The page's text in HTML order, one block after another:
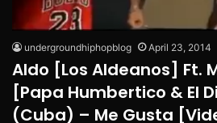
undergroundhiphopblog April 23, 2014
Aldo [Los Aldeanos] Ft.
[Papa Humbertico & El
(Cuba) – Me Gusta